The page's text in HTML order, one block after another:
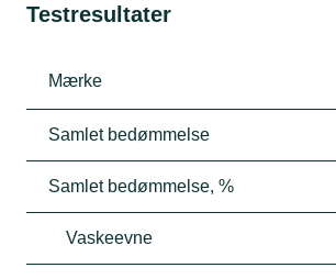
Testresultater
Mærke
Samlet bedømmelse
Samlet bedømmelse, %
Vaskeevne